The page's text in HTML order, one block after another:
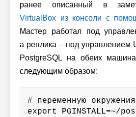
ранее описанный в
VirtualBox из консоли с
Мастер работал под
а реплика – под управлением
PostgreSQL на обеих
следующим образом:
# переменную
export PGINSTALL=~/